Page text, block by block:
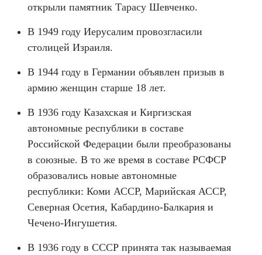
открыли памятник Тарасу Шевченко.
В 1949 году Иерусалим провозгласили
столицей Израиля.
В 1944 году в Германии объявлен призыв в
армию женщин старше 18 лет.
В 1936 году Казахская и Киргизская
автономные республики в составе
Российской Федерации были преобразованы
в союзные. В то же время в составе РСФСР
образовались новые автономные
республики: Коми АССР, Марийская АССР,
Северная Осетия, Кабардино-Балкария и
Чечено-Ингушетия.
В 1936 году в СССР принята так называемая